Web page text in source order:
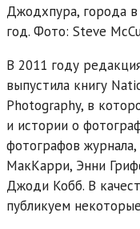
Джодхпура, города
год. Фото: Steve
В 2011 году
выпустила книгу
Photography, в
и истории о
фотографов
МакКарри, Энни
Джоди Кобб. В
публикуем